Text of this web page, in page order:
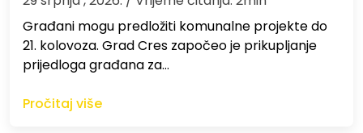
Građani mogu predložiti komunalne projekte do
21. kolovoza. Grad Cres započeo je prikupljanje
prijedloga građana za…
Pročitaj više